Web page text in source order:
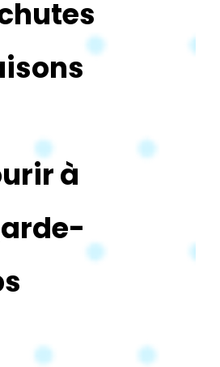
à